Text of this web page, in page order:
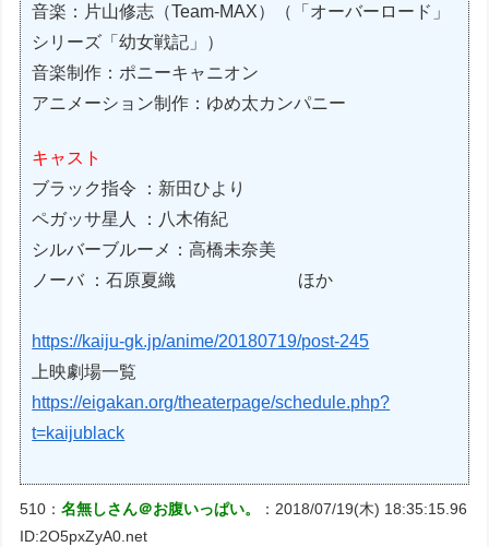
音楽：片山修志（Team-MAX）（「オーバーロード」
シリーズ「幼女戦記」）
音楽制作：ポニーキャニオン
アニメーション制作：ゆめ太カンパニー
キャスト
ブラック指令 ：新田ひより
ペガッサ星人 ：八木侑紀
シルバーブルーメ：高橋未奈美
ノーバ ：石原夏織 ほか
https://kaiju-gk.jp/anime/20180719/post-245
上映劇場一覧
https://eigakan.org/theaterpage/schedule.php?
t=kaijublack
510：名無しさん＠お腹いっぱい。
：2018/07/19(木) 18:35:15.96
ID:2O5pxZyA0.net